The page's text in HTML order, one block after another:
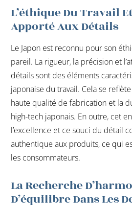
L’éthique Du Travail
Apporté Aux Détails
Le Japon est reconnu pour son
pareil. La rigueur, la précision et
détails sont des éléments
japonaise du travail. Cela se
haute qualité de fabrication et la
high-tech japonais. En outre, cet
l’excellence et ce souci du détail
authentique aux produits, ce qui
les consommateurs.
La Recherche
D’équilibre Dans Les